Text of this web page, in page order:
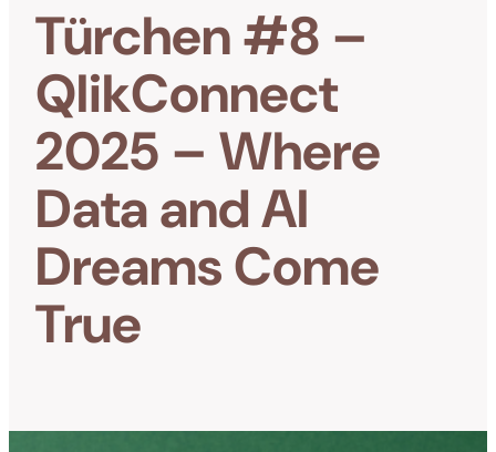
Türchen #8 –
QlikConnect
2025 – Where
Data and AI
Dreams Come
True